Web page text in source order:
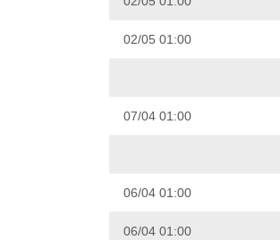
02/05 01:00
07/04 01:00
06/04 01:00
06/04 01:00